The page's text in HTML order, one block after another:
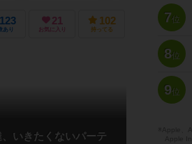
123
あり
21
お気に入り
102
持ってる
いきたくないパーテ
7位
8位
9位